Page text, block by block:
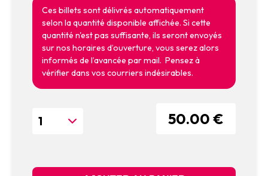
Ces billets sont délivrés automatiquement
selon la quantité disponible affichée. Si cette
quantité n'est pas suffisante, ils seront envoyés
sur nos horaires d’ouverture, vous serez alors
informés de l’avancée par mail. Pensez à
vérifier dans vos courriers indésirables.
50.00 €